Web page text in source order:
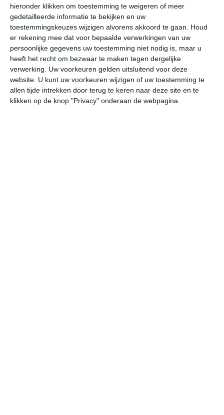
hieronder klikken om toestemming te weigeren of meer
gedetailleerde informatie te bekijken en uw
toestemmingskeuzes wijzigen alvorens akkoord te gaan.
Houd
er rekening mee dat voor bepaalde verwerkingen van uw
persoonlijke gegevens uw toestemming niet nodig is, maar u
heeft het recht om bezwaar te maken tegen dergelijke
verwerking. Uw voorkeuren gelden uitsluitend voor deze
website. U kunt uw voorkeuren wijzigen of uw toestemming te
allen tijde intrekken door terug te keren naar deze site en te
klikken op de knop "Privacy" onderaan de webpagina.
23°C 22°C 21°C
23:00 02:00 05:00 08:00 11:00
23:00 02:00 05:00 08:00 11:00